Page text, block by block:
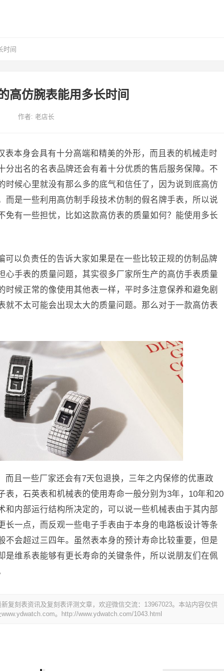
时间
高仿腕表能用多长时间
作者: 老店长
表本身会具有十分高端和精美的外形，而且表的机械走时
分出名的名表品牌还会有着十分优质的售后服务保障。不
时候心里就没有那么多的底气和信任了，因为说到底高仿
而是一些利用高仿制手段技术仿制的假名牌手表，所以说
免有一些担忧，比如这款高仿表的质量如何？能使用多长
可以负责任的告诉大家如果是在一些比较正规的仿制品牌
心手表的质量问题，其实很多厂家所生产的高仿手表质量
时候正常的像使用其他表一样，平时多注意保养和避免剧
就不太可能会出现太大的质量问题。那么对于一款高仿表
而且一些厂家还会有7天包退换，三年之内保修的优惠政
表，石英表和机械表的使用寿命一般分别为3年，10年和20
和内部运行结构所决定的，可以说一些机械表由于其内部
长一点，而反观一些电子手表由于本身的电路板设计等条
不会超过三四年。虽然表本身的预计寿命比较重要，但是
是维系表能够有更长寿命的关键条件，所以说朋友们在佩
复刻表资讯及复刻表评测文章，欢迎微信交流：13967023。本站内容仅供
。
http://www.ydwatch.com/1043.html